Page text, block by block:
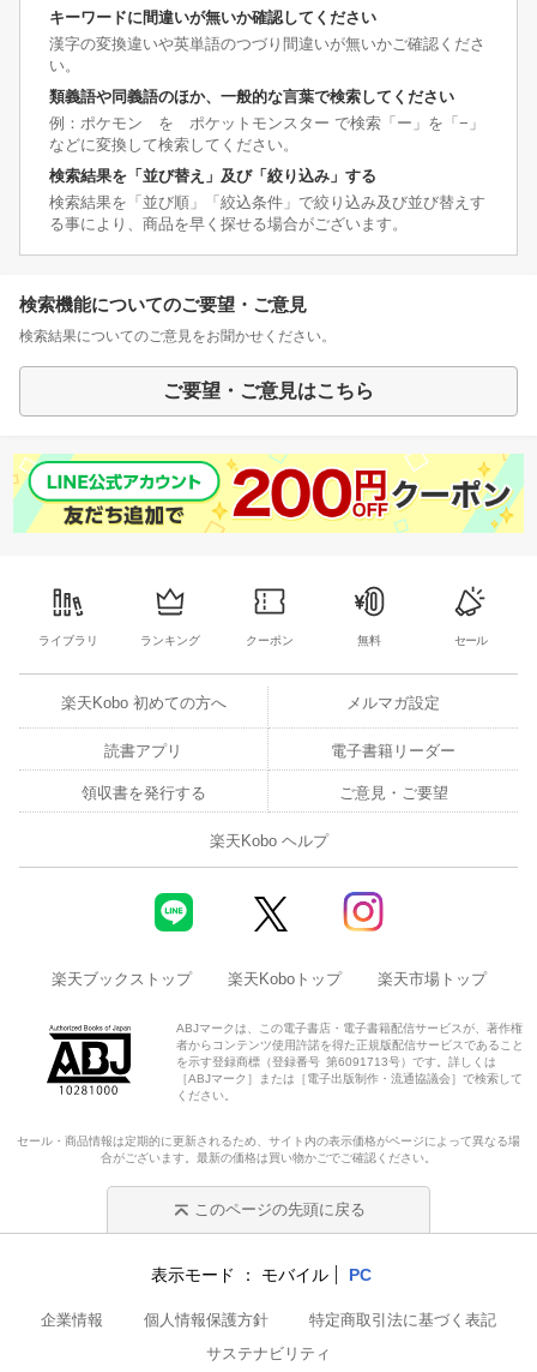
キーワードに間違いが無いか確認してください
漢字の変換違いや英単語のつづり間違いが無いかご確認くださ
い。
類義語や同義語のほか、一般的な言葉で検索してください
例：ポケモン を ポケットモンスター で検索「ー」を「−」
などに変換して検索してください。
検索結果を「並び替え」及び「絞り込み」する
検索結果を「並び順」「絞込条件」で絞り込み及び並び替えす
る事により、商品を早く探せる場合がございます。
検索機能についてのご要望・ご意見
検索結果についてのご意見をお聞かせください。
ご要望・ご意見はこちら
ライブラリ ランキング クーポン 無料 セール
楽天Kobo 初めての方へ メルマガ設定
読書アプリ 電子書籍リーダー
領収書を発行する ご意見・ご要望
楽天Kobo ヘルプ
楽天ブックストップ 楽天Koboトップ 楽天市場トップ
ABJマークは、この電子書店・電子書籍配信サービスが、著作権
者からコンテンツ使用許諾を得た正規版配信サービスであること
を示す登録商標（登録番号 第6091713号）です。詳しくは
［ABJマーク］または［電子出版制作・流通協議会］で検索して
ください。
セール・商品情報は定期的に更新されるため、サイト内の表示価格がページによって異なる場
合がございます。最新の価格は買い物かごでご確認ください。
このページの先頭に戻る
表示モード モバイル PC
企業情報 個人情報保護方針
特定商取引法に基づく表記
サステナビリティ